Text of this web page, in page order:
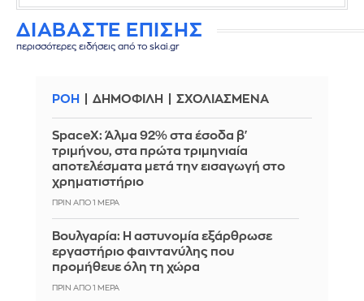
ΔΙΑΒΑΣΤΕ ΕΠΙΣΗΣ
περισσότερες ειδήσεις από το skai.gr
ΡΟΗ ΔΗΜΟΦΙΛΗ ΣΧΟΛΙΑΣΜΕΝΑ
SpaceX: Άλμα 92% στα έσοδα β'
τριμήνου, στα πρώτα τριμηνιαία
αποτελέσματα μετά την εισαγωγή στο
χρηματιστήριο
ΠΡΙΝ ΑΠΌ 1 ΜΈΡΑ
Βουλγαρία: Η αστυνομία εξάρθρωσε
εργαστήριο φαιντανύλης που
προμήθευε όλη τη χώρα
ΠΡΙΝ ΑΠΌ 1 ΜΈΡΑ